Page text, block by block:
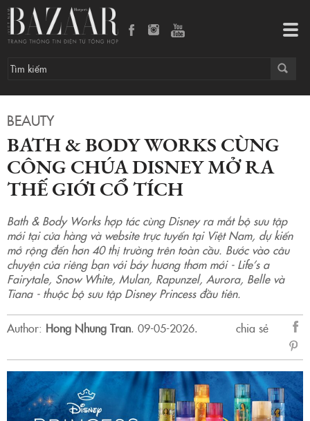
BEAUTY
BATH & BODY WORKS CÙNG
CÔNG CHÚA DISNEY MỞ RA
THẾ GIỚI CỔ TÍCH
Bath & Body Works hợp tác cùng Disney ra mắt bộ sưu tập
mới tại cửa hàng và website trực tuyến tại Việt Nam, dự kiến
mở rộng đến hơn 40 thị trường trên toàn cầu. Bước vào câu
chuyện của riêng bạn với bảy hương thơm mới - Life’s a
Fairytale, Snow White, Mulan, Rapunzel, Aurora, Belle và
Tiana - thuộc bộ sưu tập Disney Princess đầu tiên.
Author: Hong Nhung Tran. 09-05-2026.
chia sẻ
sẻ